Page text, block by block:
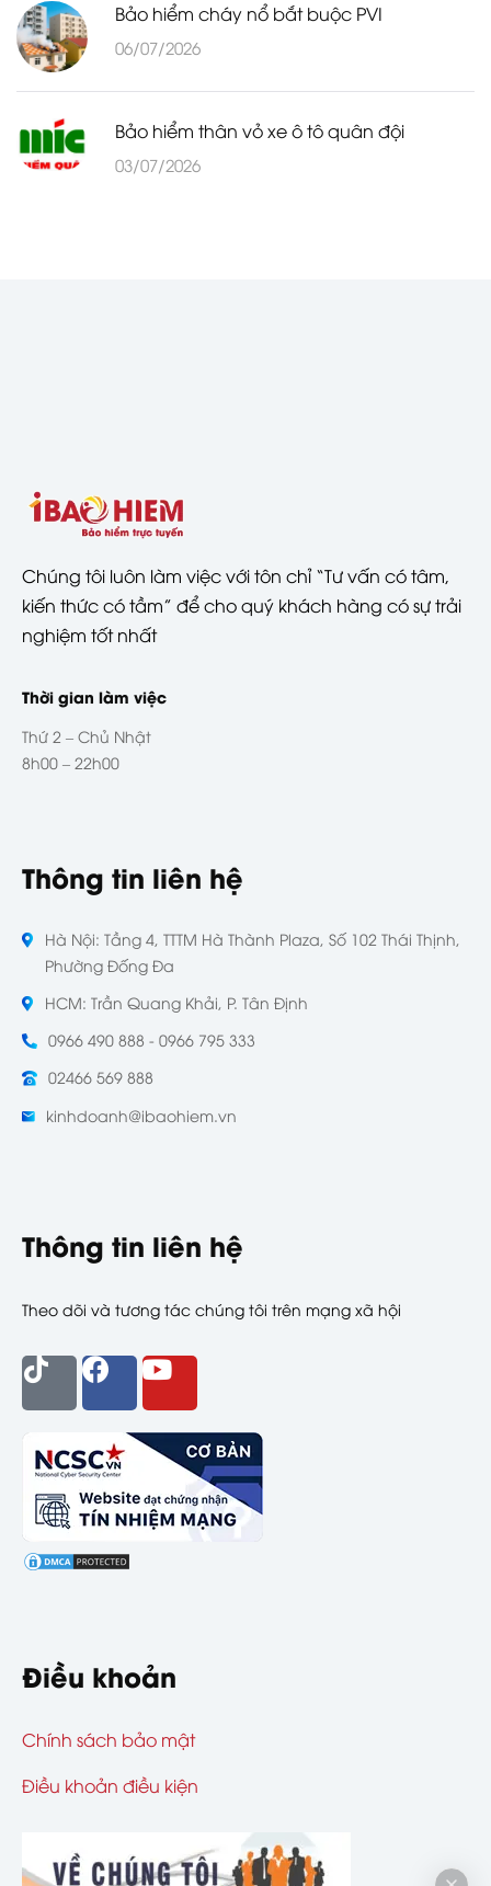
Bảo hiểm cháy nổ bắt buộc PVI
06/07/2026
Bảo hiểm thân vỏ xe ô tô quân đội
03/07/2026
Chúng tôi luôn làm việc với tôn chỉ “Tư vấn có tâm,
kiến thức có tầm” để cho quý khách hàng có sự trải
nghiệm tốt nhất
Thời gian làm việc
Thứ 2 – Chủ Nhật
8h00 – 22h00
Thông tin liên hệ
Hà Nội: Tầng 4, TTTM Hà Thành Plaza, Số 102 Thái Thịnh,
Phường Đống Đa
HCM: Trần Quang Khải, P. Tân Định
0966 490 888 - 0966 795 333
02466 569 888
kinhdoanh@ibaohiem.vn
Thông tin liên hệ
Theo dõi và tương tác chúng tôi trên mạng xã hội
Điều khoản
Chính sách bảo mật
Điều khoản điều kiện